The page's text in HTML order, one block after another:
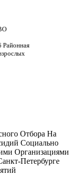
Районная
Отбора На
Социально
Организациями